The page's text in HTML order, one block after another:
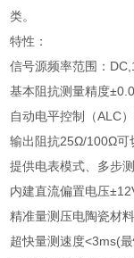
类。
特性：
信号源频率范围：
基本阻抗测量精度
自动电平控制（ALC
输出阻抗25Ω/100Ω可
提供电表模式、多步
内建直流偏置电压
精准量测压电陶瓷材
超快量测速度<3ms(